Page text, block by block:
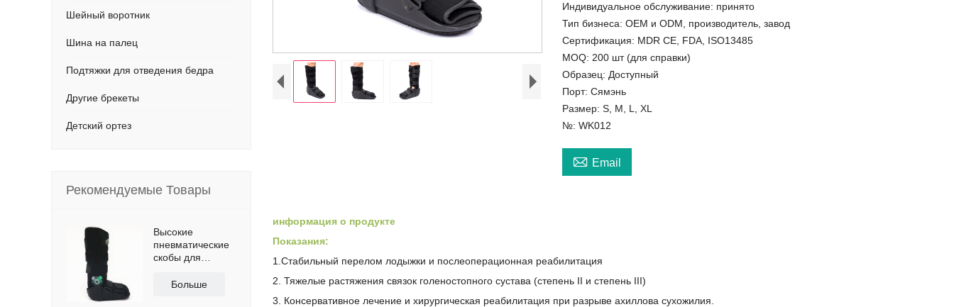
Индивидуальное обслуживание: принято
Тип бизнеса: OEM и ODM, производитель, завод
Сертификация: MDR CE, FDA, ISO13485
MOQ: 200 шт (для справки)
Образец: Доступный
Порт: Сямэнь
Размер: S, M, L, XL
№: WK012
 Email
информация о продукте
Показания:
1.Стабильный перелом лодыжки и послеоперационная реабилитация
2. Тяжелые растяжения связок голеностопного сустава (степень II и степень III)
3. Консервативное лечение и хирургическая реабилитация при разрыве ахиллова сухожилия.
Шейный воротник
Шина на палец
Подтяжки для отведения бедра
Другие брекеты
Детский ортез
Рекомендуемые Товары
Высокие
пневматические
скобы для
противоскользящей
Больше